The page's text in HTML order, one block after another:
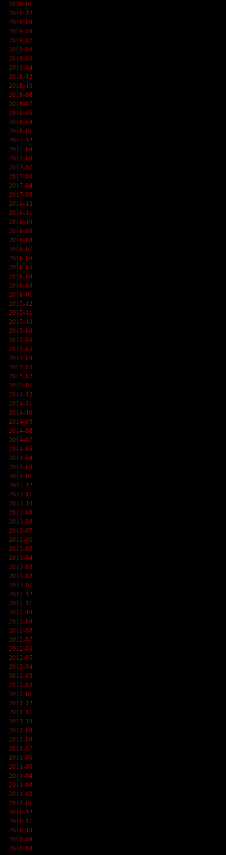
2020-01
2019-12
2019-09
2019-08
2019-07
2019-06
2019-05
2019-04
2018-12
2018-10
2018-08
2018-07
2018-05
2018-04
2018-01
2017-12
2017-09
2017-08
2017-07
2017-06
2017-04
2017-03
2016-12
2016-11
2016-10
2016-09
2016-08
2016-07
2016-06
2016-05
2016-04
2016-03
2016-01
2015-12
2015-11
2015-10
2015-09
2015-06
2015-05
2015-04
2015-03
2015-02
2015-01
2014-12
2014-11
2014-10
2014-09
2014-08
2014-07
2014-05
2014-04
2014-03
2014-01
2013-12
2013-11
2013-10
2013-09
2013-08
2013-07
2013-06
2013-05
2013-04
2013-03
2013-02
2013-01
2012-12
2012-11
2012-10
2012-09
2012-08
2012-07
2012-06
2012-05
2012-04
2012-03
2012-02
2012-01
2011-12
2011-11
2011-10
2011-09
2011-08
2011-07
2011-06
2011-05
2011-04
2011-03
2011-02
2011-01
2010-12
2010-11
2010-10
2010-09
2010-08